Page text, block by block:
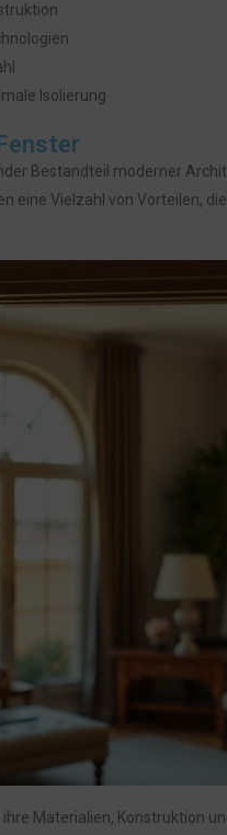
Isolierung
Bestandteil moderner
eine Vielzahl von Vorteilen,
Materialien, Konstruktion